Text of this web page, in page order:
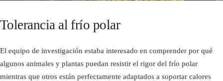
Tolerancia al frío polar
El equipo de investigación estaba interesado en comprender por qué
algunos animales y plantas puedan resistir el rigor del frío polar
mientras que otros están perfectamente adaptados a soportar calores